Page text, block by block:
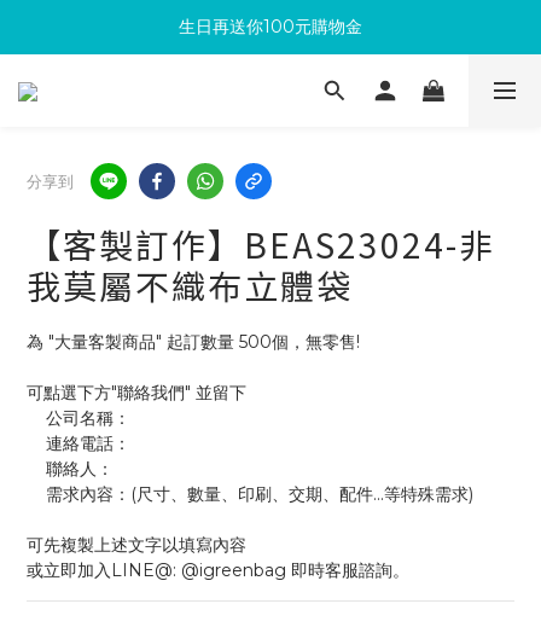
滿300回饋10%購物金
生日再送你100元購物金
加入成為新會員 馬上領取50元購物金
分享到
【客製訂作】BEAS23024-非
我莫屬不織布立體袋
為 "大量客製商品" 起訂數量 500個，無零售!
可點選下方"聯絡我們" 並留下
    公司名稱：
    連絡電話：
    聯絡人：
    需求內容：(尺寸、數量、印刷、交期、配件...等特殊需求)
可先複製上述文字以填寫內容
或立即加入LINE@: @igreenbag 即時客服諮詢。